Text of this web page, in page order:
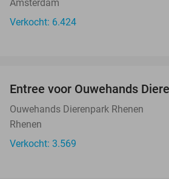
Amsterdam
Verkocht: 6.424
Entree voor Ouwehands
Ouwehands Dierenpark Rhenen
Rhenen
Verkocht: 3.569